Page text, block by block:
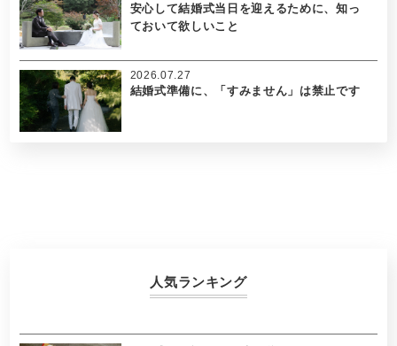
安心して結婚式当日を迎えるために、知っ
ておいて欲しいこと
結婚式準備に、「すみません」は禁止です
2026.07.27
人気ランキング